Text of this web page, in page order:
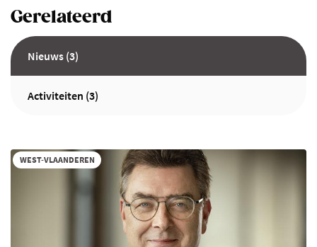
Gerelateerd
Nieuws (3)
Activiteiten (3)
WEST-VLAANDEREN